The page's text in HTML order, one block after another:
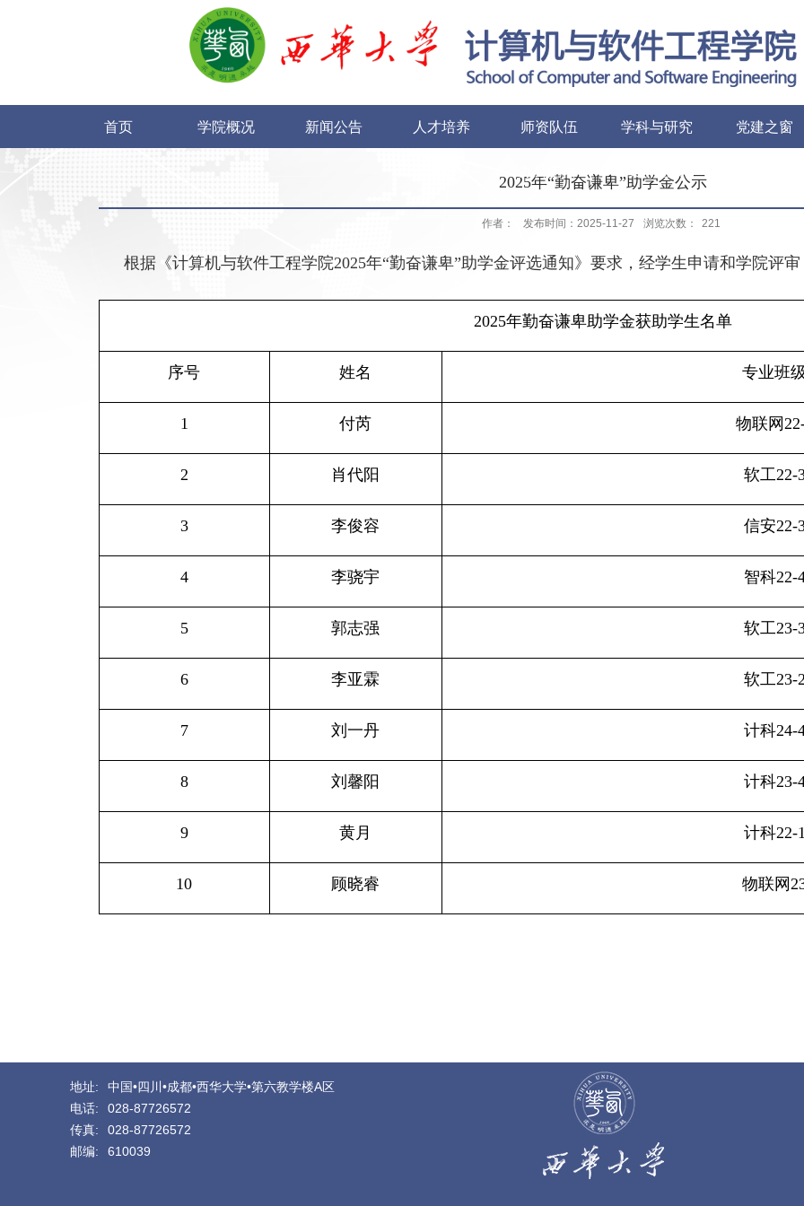
首页 学院概况 新闻公告 人才培养 师资队伍 学科与研究 党建之窗
办公电话 友情链接
2025年“勤奋谦卑”助学金公示
作者： 发布时间：2025-11-27 浏览次数： 221
根据《计算机与软件工程学院2025年“勤奋谦卑”助学金评选通知》要求，经学生申请和学院评审
2025年勤奋谦卑助学金获助学生名单
序号 姓名 专业班
1 付芮 物联网
2 肖代阳 软工22-
3 李俊容 信安22-
4 李骁宇 智科22-
5 郭志强 软工23-
6 李亚霖 软工23-2
7 刘一丹 计科24-
8 刘馨阳 计科23-
9 黄月 计科22-1
10 顾晓睿 物联网
地址:
中国•四川•成都•西华大学•第六教学楼A区
电话:
028-87726572
传真:
028-87726572
邮编:
610039